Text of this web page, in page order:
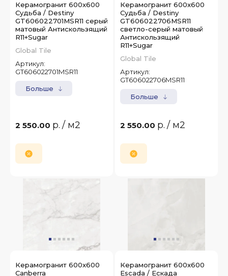
Керамогранит 600x600
Судьба / Destiny
GT606022701MSR11 серый
матовый Антискользящий
R11+Sugar
Global Tile
Артикул:
GT606022701MSR11
Больше
2 550.00 р. / м2
Керамогранит 600x600
Судьба / Destiny
GT606022706MSR11
светло-серый матовый
Антискользящий
R11+Sugar
Global Tile
Артикул:
GT606022706MSR11
Больше
2 550.00 р. / м2
Керамогранит 600x600
Canberra
Керамогранит 600x600
Escada / Ескада